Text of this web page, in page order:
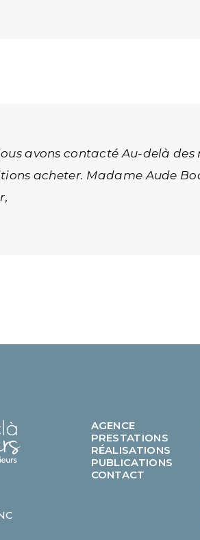
avons contacté Au-delà
acheter. Madame Aude
AGENCE
PRESTATIONS
RÉALISATIONS
PUBLICATIONS
CONTACT